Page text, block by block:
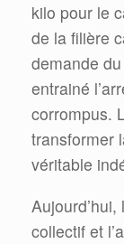
kilo pour le
de la filière
demande
entrainé
corrompus.
transformer
véritable
collectif et